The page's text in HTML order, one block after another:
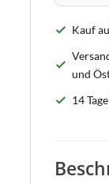
Kauf
und
14